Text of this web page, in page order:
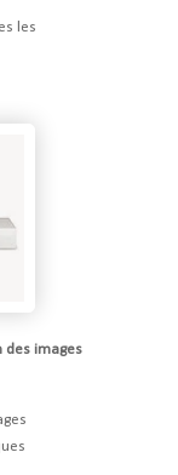
les
des images